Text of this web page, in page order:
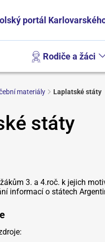
portál
Rodiče a žáci
materiály Laplatské státy
státy
3. a 4.roč. k jejich
informací o státech